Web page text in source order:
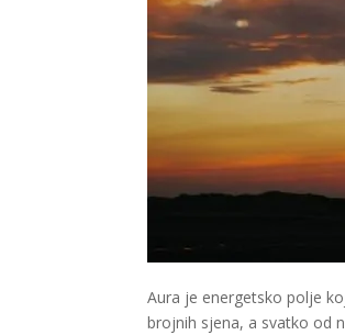
Aura je energetsko polje
brojnih sjena, a svatko od